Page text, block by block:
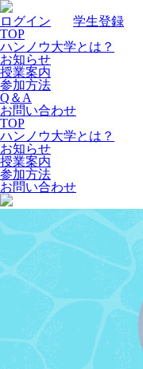
ログイン
学生登録
TOP
ハンノウ大学とは？
お知らせ
授業案内
参加方法
Q＆A
お問い合わせ
TOP
ハンノウ大学とは？
お知らせ
授業案内
参加方法
お問い合わせ